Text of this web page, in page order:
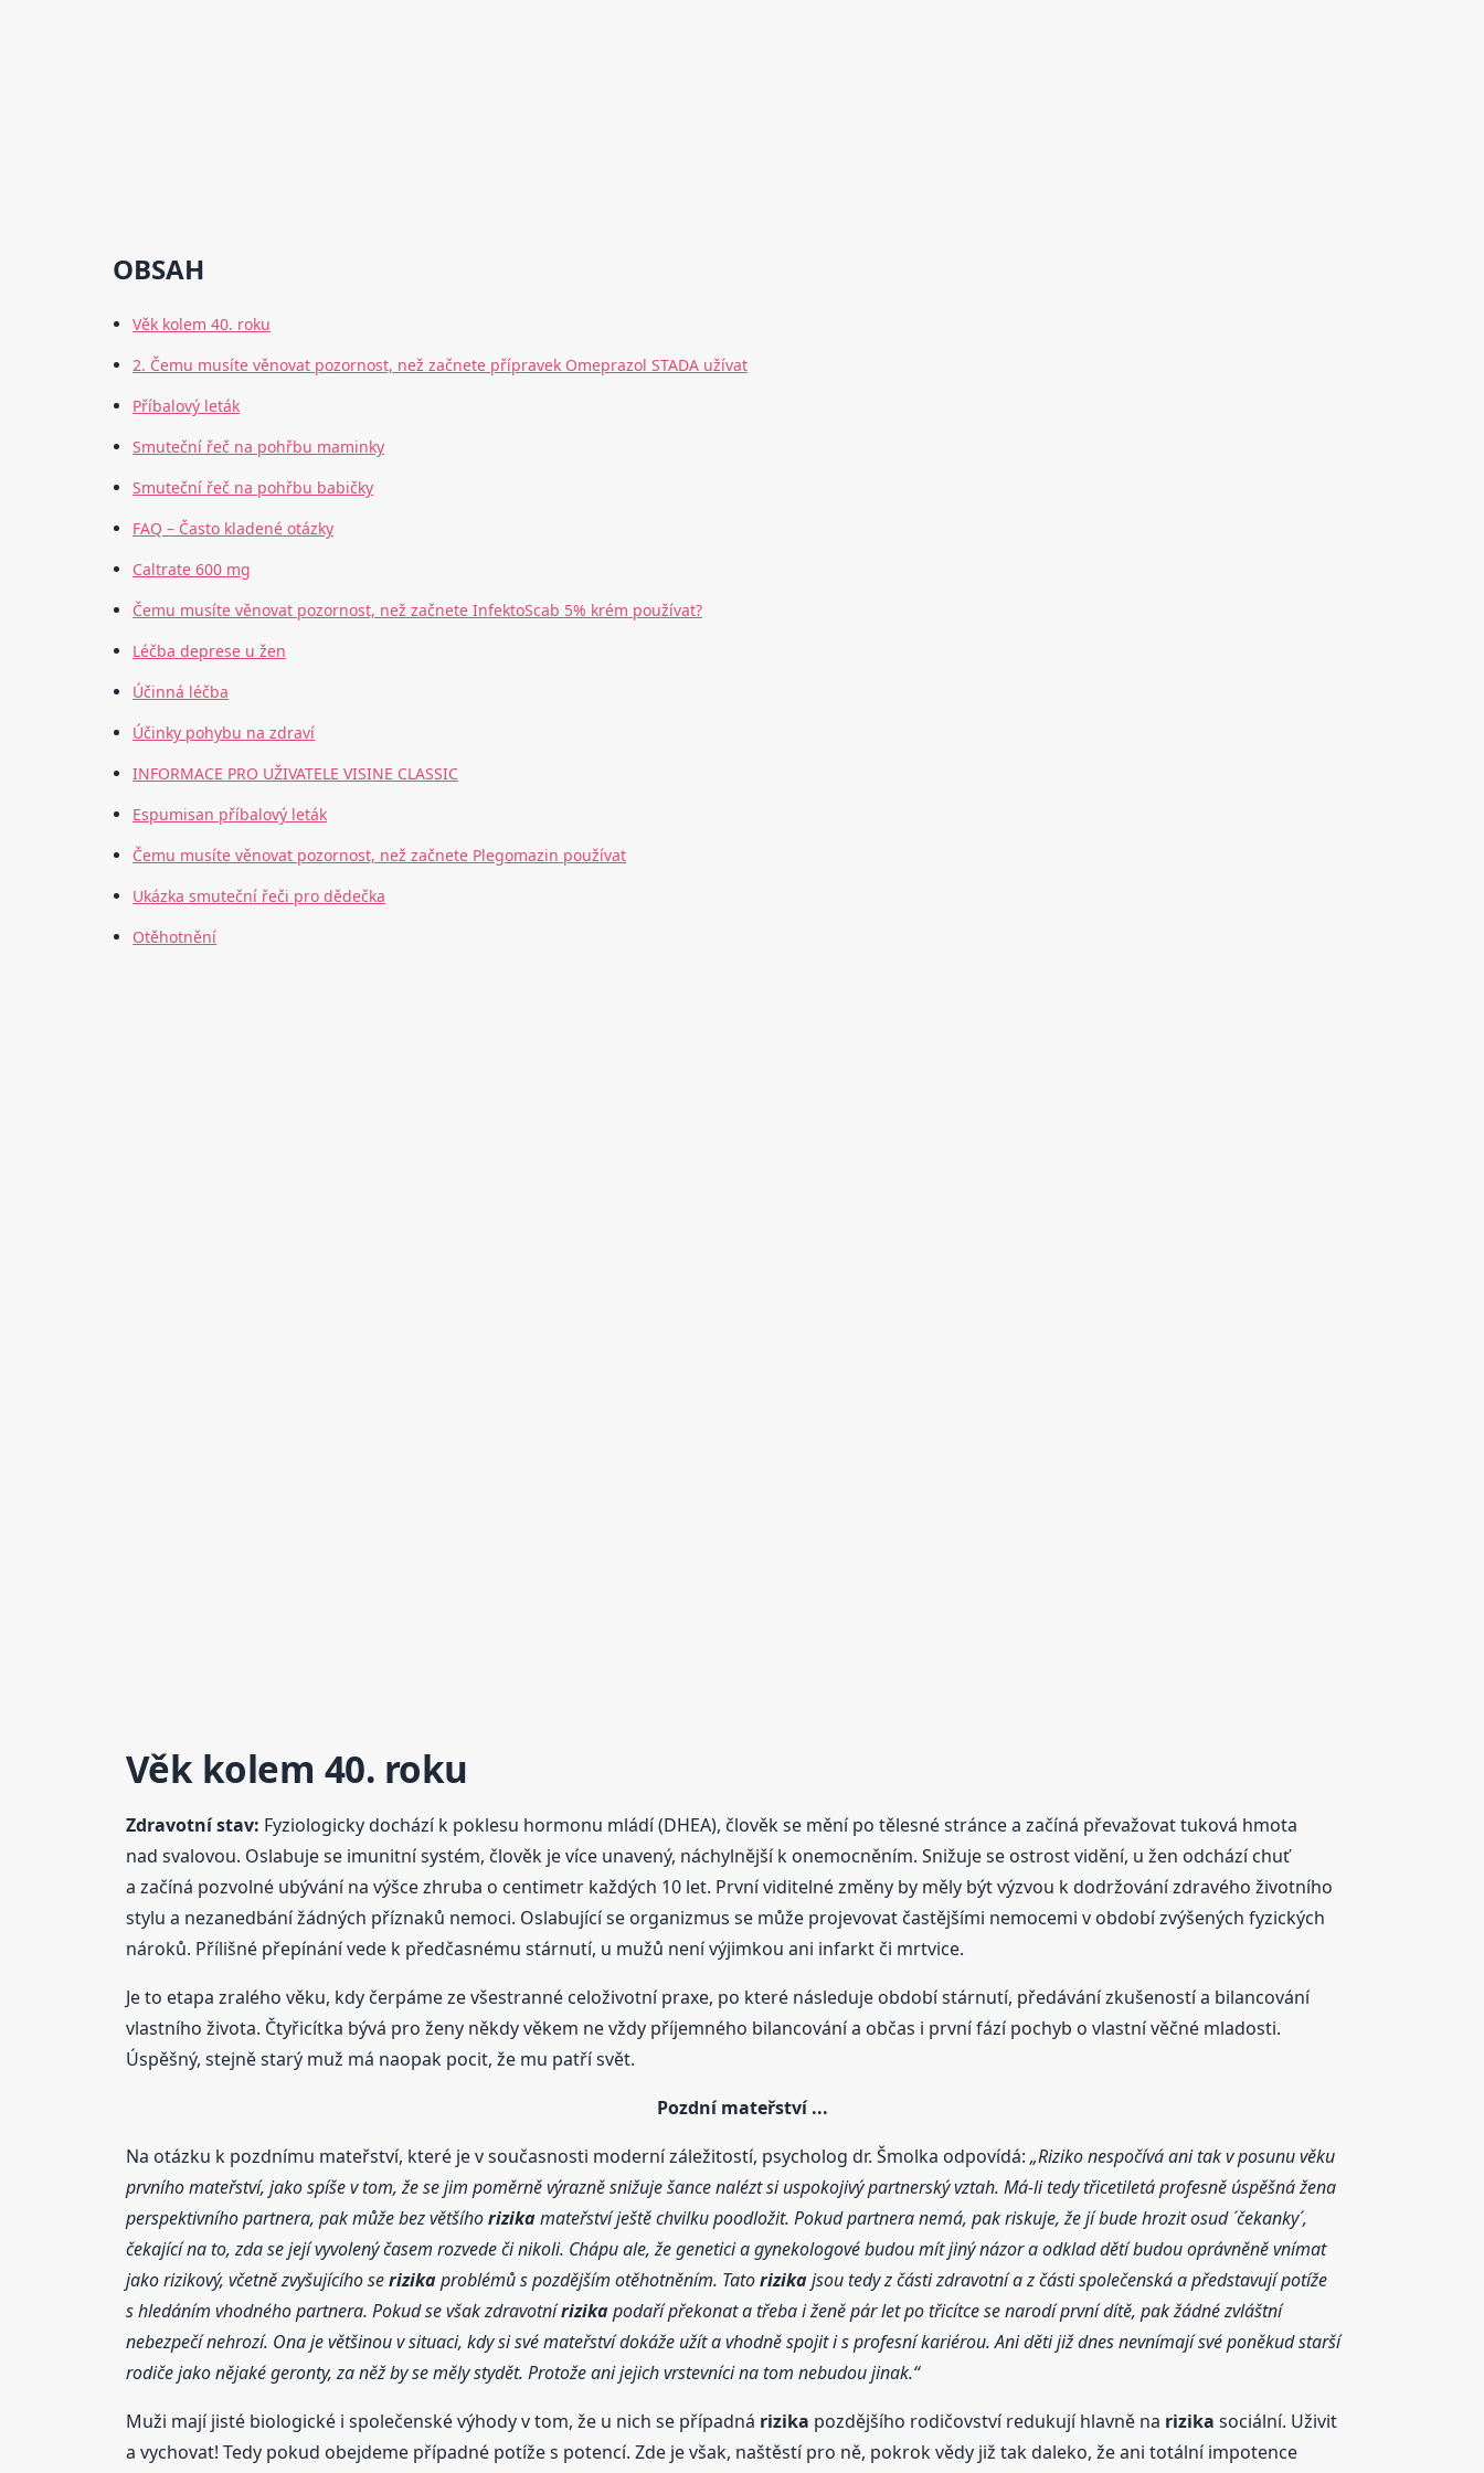
OBSAH
Věk kolem 40. roku
2. Čemu musíte věnovat pozornost, než začnete přípravek Omeprazol STADA užívat
Příbalový leták
Smuteční řeč na pohřbu maminky
Smuteční řeč na pohřbu babičky
FAQ – Často kladené otázky
Caltrate 600 mg
Čemu musíte věnovat pozornost, než začnete InfektoScab 5% krém používat?
Léčba deprese u žen
Účinná léčba
Účinky pohybu na zdraví
INFORMACE PRO UŽIVATELE VISINE CLASSIC
Espumisan příbalový leták
Čemu musíte věnovat pozornost, než začnete Plegomazin používat
Ukázka smuteční řeči pro dědečka
Otěhotnění
Věk kolem 40. roku
Zdravotní stav: Fyziologicky dochází k poklesu hormonu mládí (DHEA), člověk se mění po tělesné stránce a začíná převažovat tuková hmota
nad svalovou. Oslabuje se imunitní systém, člověk je více unavený, náchylnější k onemocněním. Snižuje se ostrost vidění, u žen odchází chuť
a začíná pozvolné ubývání na výšce zhruba o centimetr každých 10 let. První viditelné změny by měly být výzvou k dodržování zdravého životního
stylu a nezanedbání žádných příznaků nemoci. Oslabující se organizmus se může projevovat častějšími nemocemi v období zvýšených fyzických
nároků. Přílišné přepínání vede k předčasnému stárnutí, u mužů není výjimkou ani infarkt či mrtvice.
Je to etapa zralého věku, kdy čerpáme ze všestranné celoživotní praxe, po které následuje období stárnutí, předávání zkušeností a bilancování
vlastního života. Čtyřicítka bývá pro ženy někdy věkem ne vždy příjemného bilancování a občas i první fází pochyb o vlastní věčné mladosti.
Úspěšný, stejně starý muž má naopak pocit, že mu patří svět.
Pozdní mateřství ...
Na otázku k pozdnímu mateřství, které je v současnosti moderní záležitostí, psycholog dr. Šmolka odpovídá: „Riziko nespočívá ani tak v posunu věku
prvního mateřství, jako spíše v tom, že se jim poměrně výrazně snižuje šance nalézt si uspokojivý partnerský vztah. Má-li tedy třicetiletá profesně úspěšná žena
perspektivního partnera, pak může bez většíhorizikamateřství ještě chvilku poodložit. Pokud partnera nemá, pak riskuje, že jí bude hrozit osud ´čekanky´,
čekající na to, zda se její vyvolený časem rozvede či nikoli. Chápu ale, že genetici a gynekologové budou mít jiný názor a odklad dětí budou oprávněně vnímat
jako rizikový, včetně zvyšujícího serizikaproblémů s pozdějším otěhotněním. Tatorizikajsou tedy z části zdravotní a z části společenská a představují potíže
s hledáním vhodného partnera. Pokud se však zdravotnírizikapodaří překonat a třeba i ženě pár let po třicítce se narodí první dítě, pak žádné zvláštní
nebezpečí nehrozí. Ona je většinou v situaci, kdy si své mateřství dokáže užít a vhodně spojit i s profesní kariérou. Ani děti již dnes nevnímají své poněkud starší
rodiče jako nějaké geronty, za něž by se měly stydět. Protože ani jejich vrstevníci na tom nebudou jinak.“
Muži mají jisté biologické i společenské výhody v tom, že u nich se případná rizika pozdějšího rodičovství redukují hlavně na rizika sociální. Uživit
a vychovat! Tedy pokud obejdeme případné potíže s potencí. Zde je však, naštěstí pro ně, pokrok vědy již tak daleko, že ani totální impotence